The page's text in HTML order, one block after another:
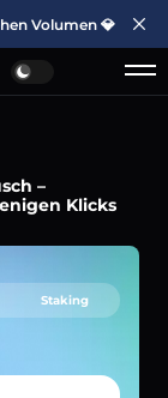
Volumen 💎
–
Klicks
Staking